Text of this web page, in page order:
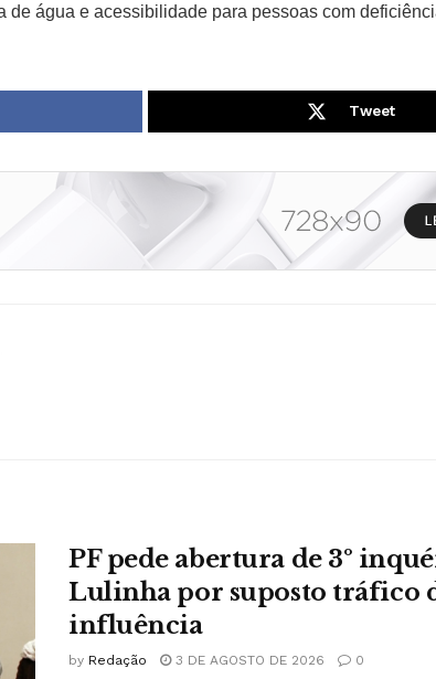
de água e acessibilidade para pessoas com
Tweet
PF pede abertura de 3º
Lulinha por suposto tráfico
influência
by Redação 3 DE AGOSTO DE 2026 0